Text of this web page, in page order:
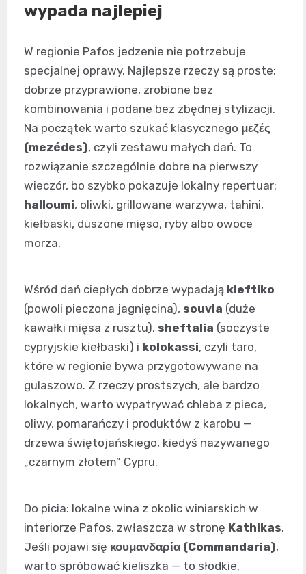
wypada najlepiej
W regionie Pafos jedzenie nie potrzebuje
specjalnej oprawy. Najlepsze rzeczy są proste:
dobrze przyprawione, zrobione bez
kombinowania i podane bez zbędnej stylizacji.
Na początek warto szukać klasycznego μεζές
(mezédes), czyli zestawu małych dań. To
rozwiązanie szczególnie dobre na pierwszy
wieczór, bo szybko pokazuje lokalny repertuar:
halloumi, oliwki, grillowane warzywa, tahini,
kiełbaski, duszone mięso, ryby albo owoce
morza.
Wśród dań ciepłych dobrze wypadają kleftiko
(powoli pieczona jagnięcina), souvla (duże
kawałki mięsa z rusztu), sheftalia (soczyste
cypryjskie kiełbaski) i kolokassi, czyli taro,
które w regionie bywa przygotowywane na
gulaszowo. Z rzeczy prostszych, ale bardzo
lokalnych, warto wypatrywać chleba z pieca,
oliwy, pomarańczy i produktów z karobu —
drzewa świętojańskiego, kiedyś nazywanego
„czarnym złotem” Cypru.
Do picia: lokalne wina z okolic winiarskich w
interiorze Pafos, zwłaszcza w stronę Kathikas.
Jeśli pojawi się κουμανδαρία (Commandaria),
warto spróbować kieliszka — to słodkie,